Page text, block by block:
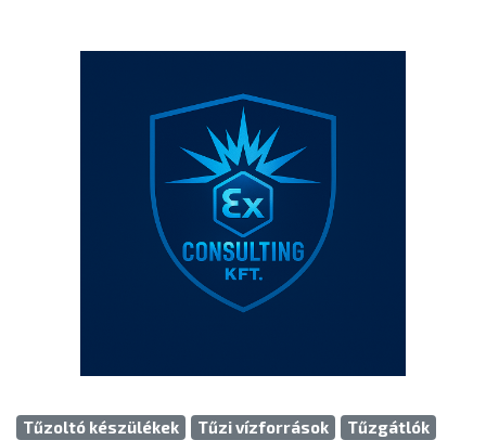
Tűzoltó készülékek Tűzi vízforrások
Tűzgátlók